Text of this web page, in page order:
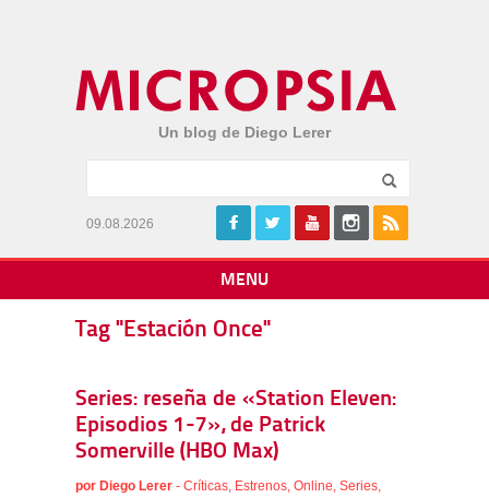
Un blog de Diego Lerer
09.08.2026
MENU
Tag "Estación Once"
Series: reseña de «Station Eleven:
Episodios 1-7», de Patrick
Somerville (HBO Max)
por Diego Lerer - Críticas, Estrenos, Online, Series,